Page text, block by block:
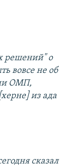
решений" о
вовсе не об
ОМП,
из ада
сказал